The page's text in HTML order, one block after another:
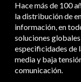
Hace más de 100
la distribución de
información, en
soluciones
especificidades de
media y baja
comunicación.